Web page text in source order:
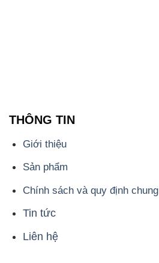
THÔNG TIN
Giới thiệu
Sản phẩm
Chính sách và quy định chung
Tin tức
Liên hệ